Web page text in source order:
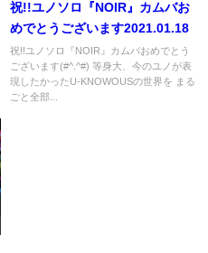
祝!!ユノソロ『NOIR』カムバお
めでとうございます2021.01.18
祝!!ユノソロ『NOIR』カムバおめでとう
ございます(#^.^#) 等身大、今のユノが表
現したかったU-KNOWOUSの世界を まる
ごと全部...